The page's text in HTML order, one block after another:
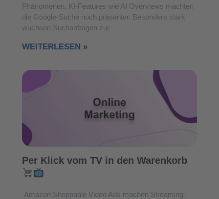
Phänomenen. KI-Features wie AI Overviews machten
die Google-Suche noch präsenter. Besonders stark
wuchsen Suchanfragen zur
WEITERLESEN »
Per Klick vom TV in den Warenkorb
Amazon Shoppable Video Ads machen Streaming-